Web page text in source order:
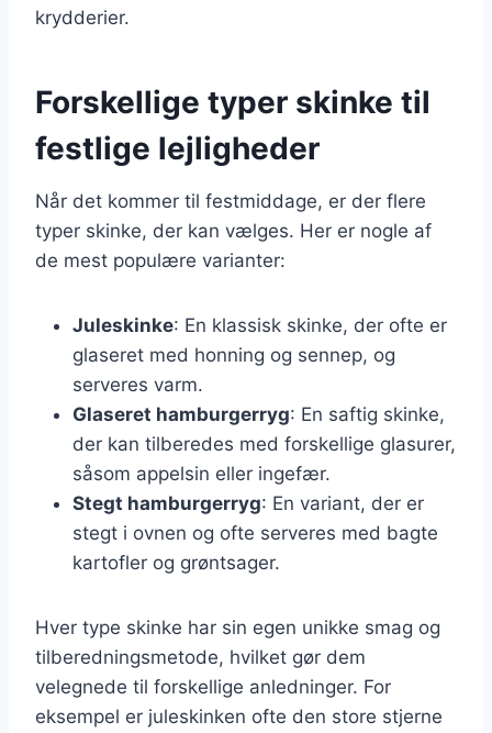
krydderier.
Forskellige typer skinke til
festlige lejligheder
Når det kommer til festmiddage, er der flere
typer skinke, der kan vælges. Her er nogle af
de mest populære varianter:
Juleskinke: En klassisk skinke, der ofte er
glaseret med honning og sennep, og
serveres varm.
Glaseret hamburgerryg: En saftig skinke,
der kan tilberedes med forskellige glasurer,
såsom appelsin eller ingefær.
Stegt hamburgerryg: En variant, der er
stegt i ovnen og ofte serveres med bagte
kartofler og grøntsager.
Hver type skinke har sin egen unikke smag og
tilberedningsmetode, hvilket gør dem
velegnede til forskellige anledninger. For
eksempel er juleskinken ofte den store stjerne